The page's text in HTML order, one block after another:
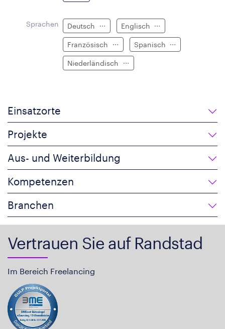
Sprachen Deutsch Englisch
Französisch Spanisch
Niederländisch
Einsatzorte
Projekte
Aus- und Weiterbildung
Kompetenzen
Branchen
Vertrauen Sie auf Randstad
Im Bereich Freelancing